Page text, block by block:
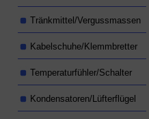
Tränkmittel/Vergussmassen
Kabelschuhe/Klemmbretter
Temperaturfühler/Schalter
Kondensatoren/Lüfterflügel